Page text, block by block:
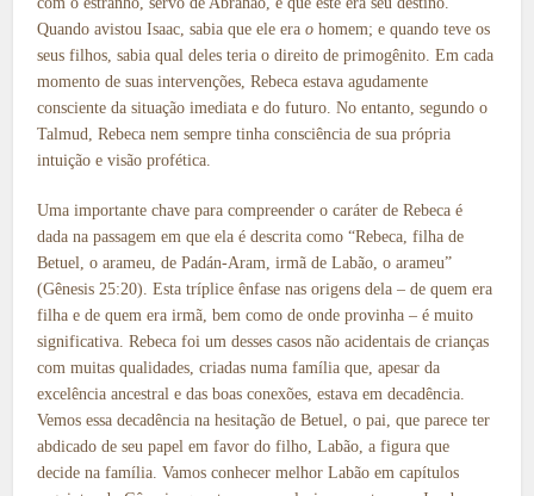
Quando avistou Isaac, sabia que ele eraohomem; e quando teve os
seus filhos, sabia qual deles teria o direito de primogênito. Em cada
momento de suas intervenções, Rebeca estava agudamente
consciente da situação imediata e do futuro. No entanto, segundo o
Talmud, Rebeca nem sempre tinha consciência de sua própria
intuição e visão profética.
Uma importante chave para compreender o caráter de Rebeca é
dada na passagem em que ela é descrita como “Rebeca, filha de
Betuel, o arameu, de Padán-Aram, irmã de Labão, o arameu”
(Gênesis 25:20). Esta tríplice ênfase nas origens dela – de quem era
filha e de quem era irmã, bem como de onde provinha – é muito
significativa. Rebeca foi um desses casos não acidentais de crianças
com muitas qualidades, criadas numa família que, apesar da
excelência ancestral e das boas conexões, estava em decadência.
Vemos essa decadência na hesitação de Betuel, o pai, que parece ter
abdicado de seu papel em favor do filho, Labão, a figura que
decide na família. Vamos conhecer melhor Labão em capítulos